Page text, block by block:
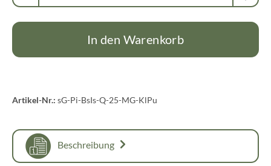
In den Warenkorb
Artikel-Nr.: sG-Pi-BsIs-Q-25-MG-KlPu
Beschreibung